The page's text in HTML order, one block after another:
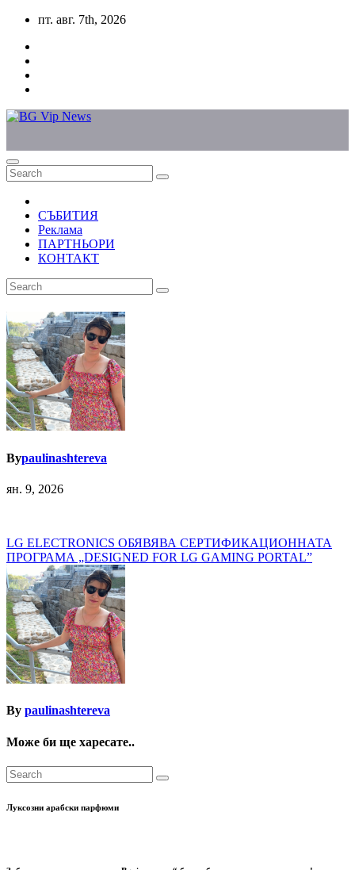
Skip
content
пт. авг. 7th, 2026
СЪБИТИЯ
Реклама
ПАРТНЬОРИ
КОНТАКТ
Bypaulinashtereva
ян. 9, 2026
Навигация
LG ELECTRONICS ОБЯВЯВА СЕРТИФИКАЦИОННАТА
ПРОГРАМА „DESIGNED FOR LG GAMING PORTAL”
By paulinashtereva
Може би ще харесате..
Луксозни арабски парфюми